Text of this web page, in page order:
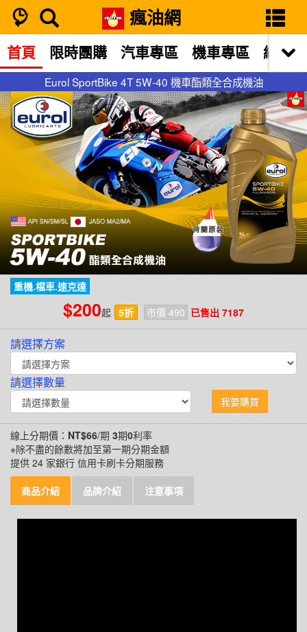
瘋油網
Eurol SportBike 4T 5W-40 機車酯類全合成機油
首頁 限時團購 汽車專區 機車專區 網站
Eurol SportBike 4T 5W-40 機車酯類全合成機油
重機.檔車.速克達
$200起 5折 市價 490 已售出 7187
請選擇方案
請選擇數量
我要購買
線上分期價： NT$66/期 3期0利率
※除不盡的餘數將加至第一期分期金額
提供 24 家銀行 信用卡刷卡分期服務
商品介紹 品牌介紹 注意事項